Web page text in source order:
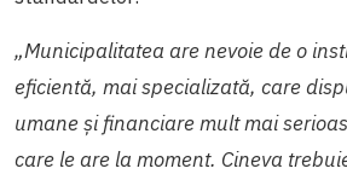
„Municipalitatea are nevoie de o
eficientă, mai specializată, care
umane și financiare mult mai
care le are la moment. Cineva